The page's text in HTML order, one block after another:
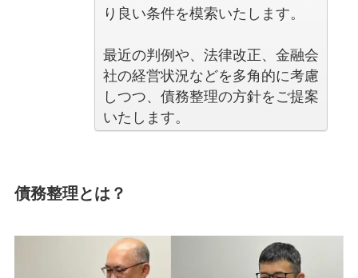
り良い条件を模索いたします。
最近の判例や、法律改正、金融会
社の経営状況などを多角的に考慮
しつつ、債務整理の方針をご提案
いたします。
債務整理とは？